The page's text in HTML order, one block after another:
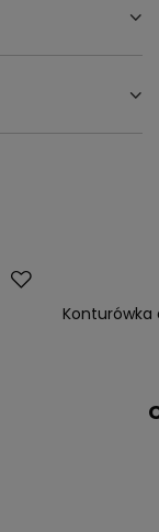
Konturówka